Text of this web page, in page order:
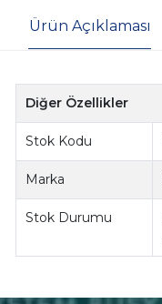
Ürün Açıklaması
Diğer Özellikler
Stok Kodu
Marka
Stok Durumu